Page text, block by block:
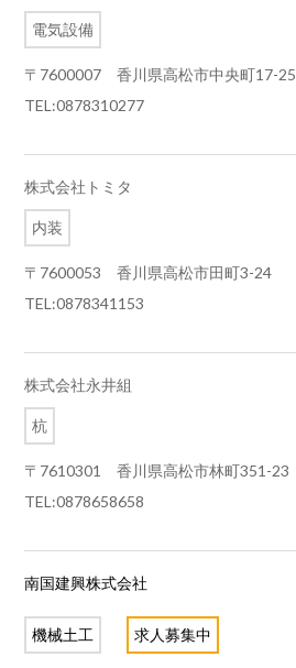
電気設備
〒7600007 香川県高松市中央町17-25
TEL:0878310277
株式会社トミタ
内装
〒7600053 香川県高松市田町3-24
TEL:0878341153
株式会社永井組
杭
〒7610301 香川県高松市林町351-23
TEL:0878658658
南国建興株式会社
機械土工 求人募集中